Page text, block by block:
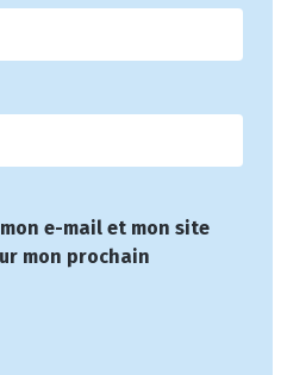
e-mail et mon site
mon prochain